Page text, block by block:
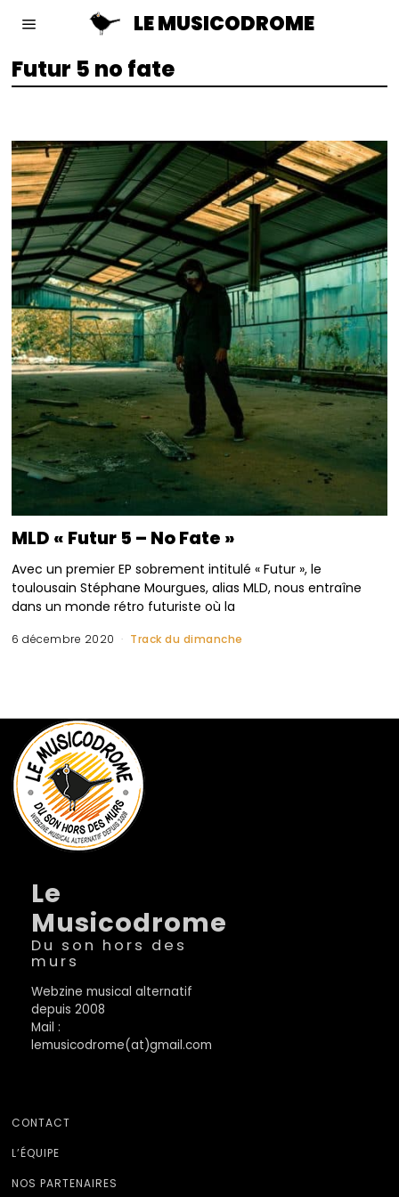
LE MUSICODROME
Futur 5 no fate
MLD « Futur 5 – No Fate »
Avec un premier EP sobrement intitulé « Futur », le
toulousain Stéphane Mourgues, alias MLD, nous entraîne
dans un monde rétro futuriste où la
6 décembre 2020 Track du dimanche
Le
Musicodrome
Du son hors des
murs
Webzine musical alternatif
depuis 2008
Mail :
lemusicodrome(at)gmail.com
CONTACT
L’ÉQUIPE
NOS PARTENAIRES